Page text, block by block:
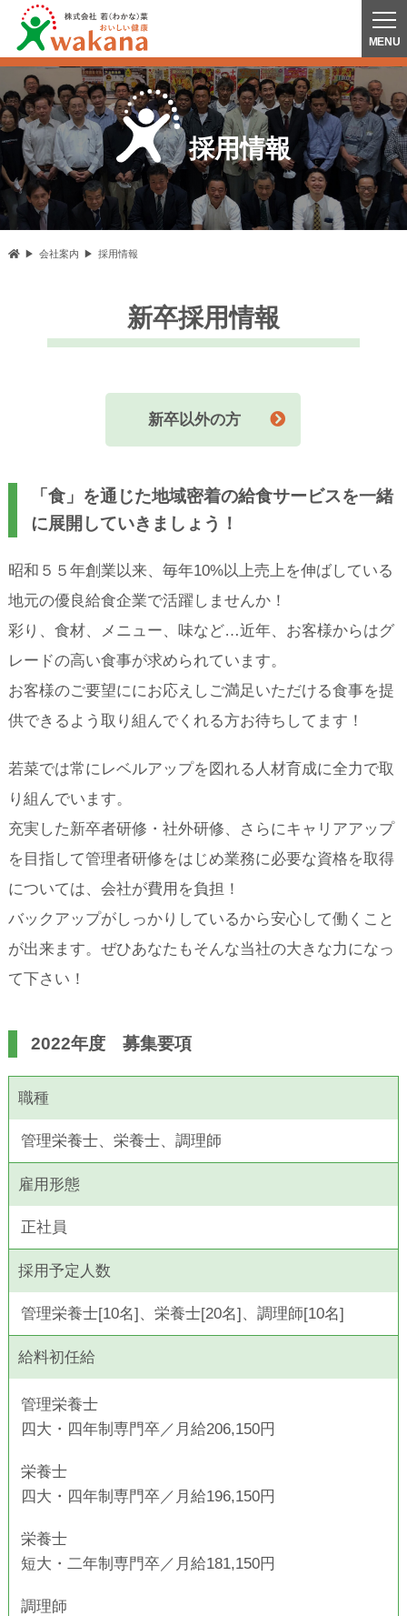
採用情報
会社案内 採用情報
新卒採用情報
新卒以外の方
「食」を通じた地域密着の給食サービスを一緒
に展開していきましょう！
昭和５５年創業以来、毎年10%以上売上を伸ばしている
地元の優良給食企業で活躍しませんか！
彩り、食材、メニュー、味など…近年、お客様からはグ
レードの高い食事が求められています。
お客様のご要望ににお応えしご満足いただける食事を提
供できるよう取り組んでくれる方お待ちしてます！
若菜では常にレベルアップを図れる人材育成に全力で取
り組んでいます。
充実した新卒者研修・社外研修、さらにキャリアアップ
を目指して管理者研修をはじめ業務に必要な資格を取得
については、会社が費用を負担！
バックアップがしっかりしているから安心して働くこと
が出来ます。ぜひあなたもそんな当社の大きな力になっ
て下さい！
2022年度 募集要項
職種
管理栄養士、栄養士、調理師
雇用形態
正社員
採用予定人数
管理栄養士[10名]、栄養士[20名]、調理師[10名]
給料初任給
管理栄養士
四大・四年制専門卒／月給206,150円
栄養士
四大・四年制専門卒／月給196,150円
栄養士
短大・二年制専門卒／月給181,150円
調理師